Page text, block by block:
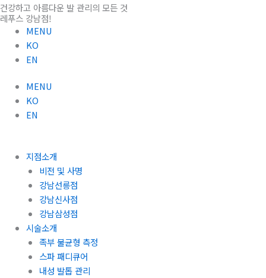
건강하고 아름다운 발 관리의 모든 것
레푸스 강남점!
MENU
KO
EN
MENU
KO
EN
지점소개
비전 및 사명
강남선릉점
강남신사점
강남삼성점
시술소개
족부 불균형 측정
스파 패디큐어
내성 발톱 관리